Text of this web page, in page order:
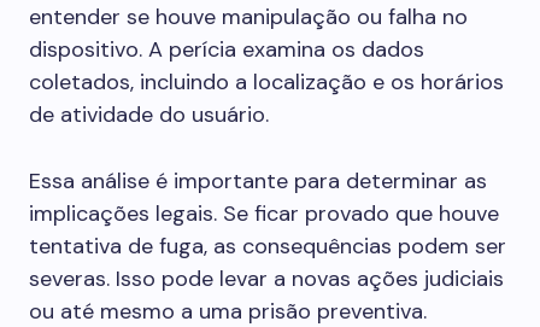
entender se houve manipulação ou falha no
dispositivo. A perícia examina os dados
coletados, incluindo a localização e os horários
de atividade do usuário.
Essa análise é importante para determinar as
implicações legais. Se ficar provado que houve
tentativa de fuga, as consequências podem ser
severas. Isso pode levar a novas ações judiciais
ou até mesmo a uma prisão preventiva.